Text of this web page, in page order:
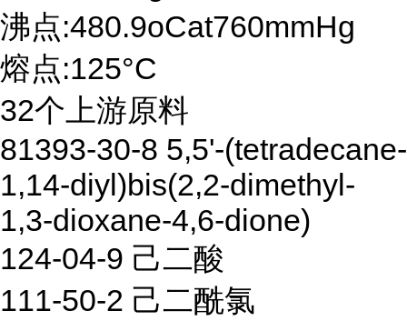
沸点:480.9oCat760mmHg
熔点:125°C
32个上游原料
81393-30-8 5,5'-(tetradecane-
1,14-diyl)bis(2,2-dimethyl-
1,3-dioxane-4,6-dione)
124-04-9 己二酸
111-50-2 己二酰氯